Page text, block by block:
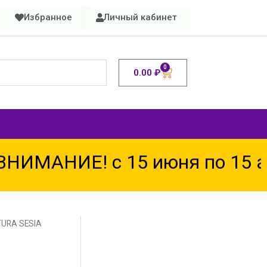
Избранное Личный кабинет
0.00 ₽ 0
с 15 июня по 15
SESIA